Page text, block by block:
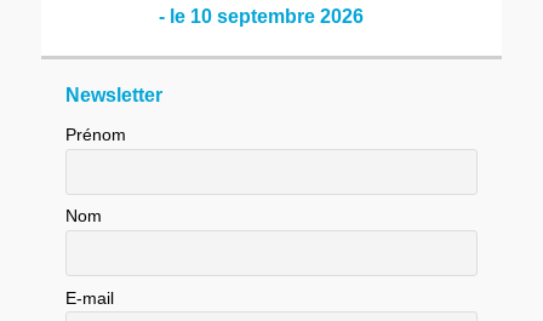
- le 10 septembre 2026
Newsletter
Prénom
Nom
E-mail